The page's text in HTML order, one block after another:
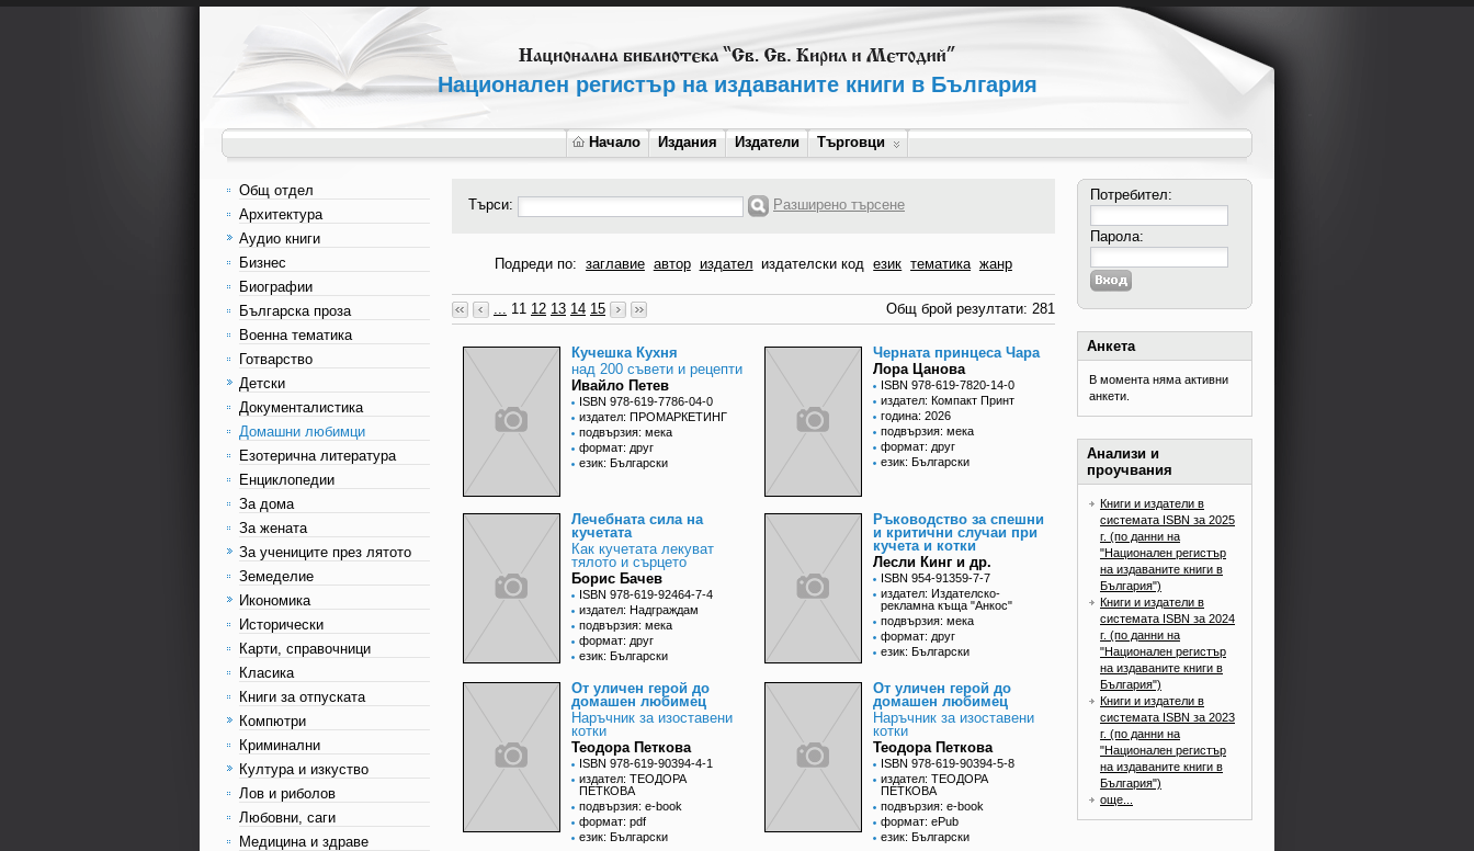
Национален регистър на издаваните книги в България
Начало Издания Издатели Търговци
Общ отдел
Архитектура
Аудио книги
Бизнес
Биографии
Българска проза
Военна тематика
Готварство
Детски
Документалистика
Домашни любимци
Езотерична литература
Енциклопедии
За дома
За жената
За учениците през лятото
Земеделие
Икономика
Исторически
Карти, справочници
Класика
Книги за отпуската
Компютри
Криминални
Култура и изкуство
Лов и риболов
Любовни, саги
Медицина и здраве
Търси: Разширено търсене
Подреди по: заглавие автор издател издателски код език тематика жанр
... 11 12 13 14 15 Общ брой резултати: 281
Кучешка Кухня
над 200 съвети и рецепти
Ивайло Петев
ISBN 978-619-7786-04-0
издател: ПРОМАРКЕТИНГ
подвързия: мека
формат: друг
език: Български
Черната принцеса Чара
Лора Цанова
ISBN 978-619-7820-14-0
издател: Компакт Принт
година: 2026
подвързия: мека
формат: друг
език: Български
Лечебната сила на
кучетата
Как кучетата лекуват
тялото и сърцето
Борис Бачев
ISBN 978-619-92464-7-4
издател: Надграждам
подвързия: мека
формат: друг
език: Български
Ръководство за спешни
и критични случаи при
кучета и котки
Лесли Кинг и др.
ISBN 954-91359-7-7
издател: Издателско-
рекламна къща "Анкос"
подвързия: мека
формат: друг
език: Български
От уличен герой до
домашен любимец
Наръчник за изоставени
котки
Теодора Петкова
ISBN 978-619-90394-4-1
издател: ТЕОДОРА
ПЕТКОВА
подвързия: e-book
формат: pdf
език: Български
От уличен герой до
домашен любимец
Наръчник за изоставени
котки
Теодора Петкова
ISBN 978-619-90394-5-8
издател: ТЕОДОРА
ПЕТКОВА
подвързия: e-book
формат: ePub
език: Български
Потребител:
Парола:
Анкета
В момента няма активни
анкети.
Анализи и
проучвания
Книги и издатели в
системата ISBN за 2025
г. (по данни на
"Национален регистър
на издаваните книги в
България")
Книги и издатели в
системата ISBN за 2024
г. (по данни на
"Национален регистър
на издаваните книги в
България")
Книги и издатели в
системата ISBN за 2023
г. (по данни на
"Национален регистър
на издаваните книги в
България")
още...